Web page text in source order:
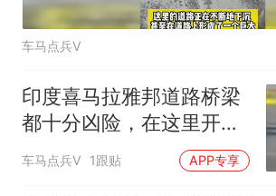
车马点兵V
印度喜马拉雅邦道路桥梁
都十分凶险，在这里开车
的司机艺高人胆大
车马点兵V 1跟贴 APP专享